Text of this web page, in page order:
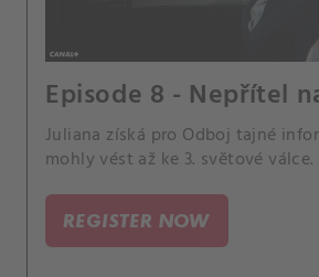
Episode 8 - Nepřítel
Juliana získá pro Odboj tajné
mohly vést až ke 3. světové válce.
REGISTER NOW